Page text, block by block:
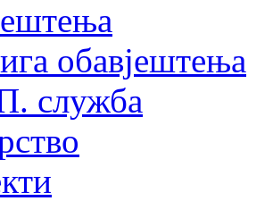
обавјештења
служба